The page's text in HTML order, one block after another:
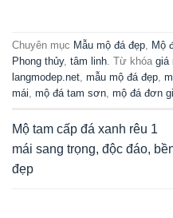
Chuyên mục Mẫu mộ đá đẹp, Mộ
Phong thủy, tâm linh. Từ khóa giá
langmodep.net, mẫu mộ đá đẹp,
mái, mộ đá tam sơn, mộ đá đơn
Mộ tam cấp đá xanh rêu 1
mái sang trọng, độc đáo,
đẹp